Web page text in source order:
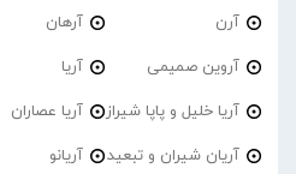
آرن آرهان
آروین صمیمی آریا
آریا خلیل و پاپا شیراز آریا عصاران
آریان شیران و تبعید آریانو